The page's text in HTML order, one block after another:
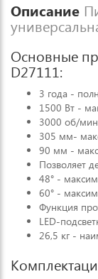
Описание
Основные
D27111:
3 года -
1500 Вт -
3000 об/мин
305 мм-
90 мм -
Позволяет
48° -
60° -
Функция
LED-
26,5 кг -